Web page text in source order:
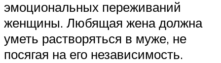
эмоциональных переживаний
женщины. Любящая жена должна
уметь растворяться в муже, не
посягая на его независимость.